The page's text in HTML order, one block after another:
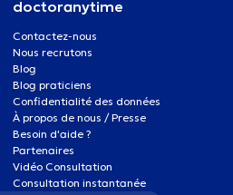
doctoranytime
Contactez-nous
Nous recrutons
Blog
Blog praticiens
Confidentialité des données
À propos de nous / Presse
Besoin d'aide ?
Partenaires
Vidéo Consultation
Consultation instantanée